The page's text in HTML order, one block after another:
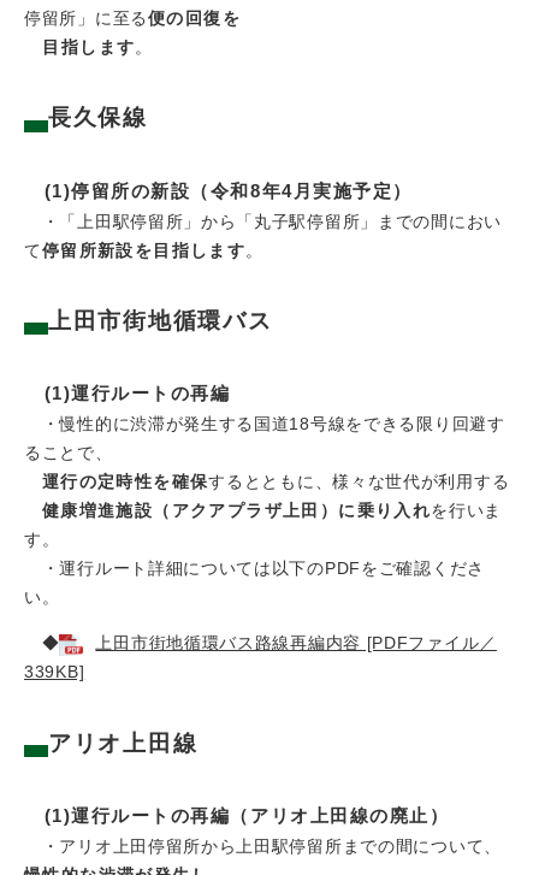
停留所」に至る便の回復​を
目指します。
長久保線
(1)停留所の新設（令和8年4月実施予定）
・「上田駅停留所」から「丸子駅停留所」までの間におい
て停留所新設を目指します。
上田市街地循環バス
(1)運行ルートの再編
・慢性的に渋滞が発生する国道18号線をできる限り回避す
ることで、
運行の定時性を確保するとともに、様々な世代が利用する
健康増進施設（アクアプラザ上田）に乗り入れを行いま
す。
​ ・運行ルート詳細については以下のPDFをご確認くださ
い。
◆
上田市街地循環バス路線再編内容 [PDFファイル／
339KB]
アリオ上田線
(1)運行ルートの再編（アリオ上田線の廃止）
​ ・アリオ上田停留所から上田駅停留所までの間について、